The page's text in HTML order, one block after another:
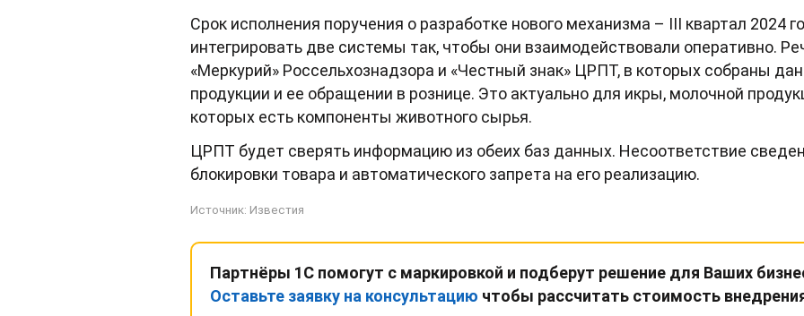
Срок исполнения поручения о разработке нового механизма – III квартал 2024
интегрировать две системы так, чтобы они взаимодействовали оперативно.
«Меркурий» Россельхознадзора и «Честный знак» ЦРПТ, в которых собраны
продукции и ее обращении в рознице. Это актуально для икры, молочной
которых есть компоненты животного сырья.
ЦРПТ будет сверять информацию из обеих баз данных. Несоответствие
блокировки товара и автоматического запрета на его реализацию.
Источник: Известия
Партнёры 1С помогут с маркировкой и подберут решение для Ваших
Оставьте заявку на консультацию чтобы рассчитать стоимость